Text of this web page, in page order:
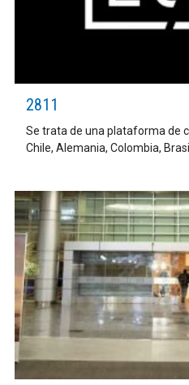
2811
Se trata de una plataforma de
Chile, Alemania, Colombia,